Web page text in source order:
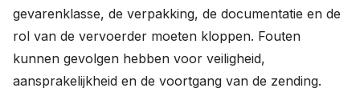
gevarenklasse, de verpakking, de documentatie en de
rol van de vervoerder moeten kloppen. Fouten
kunnen gevolgen hebben voor veiligheid,
aansprakelijkheid en de voortgang van de zending.